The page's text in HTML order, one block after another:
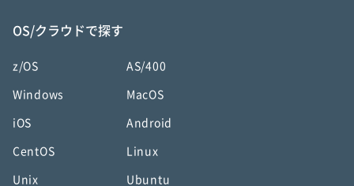
OS/クラウドで探す
z/OS AS/400
Windows MacOS
iOS Android
CentOS Linux
Unix Ubuntu